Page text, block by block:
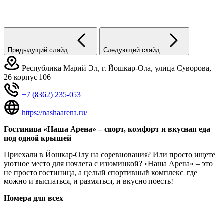
Предыдущий слайд Следующий слайд
Республика Марий Эл, г. Йошкар-Ола, улица Суворова,
26 корпус 106
+7 (8362) 235-053
https://nashaarena.ru/
Гостиница «Наша Арена» – спорт, комфорт и вкусная еда
под одной крышей
Приехали в Йошкар-Олу на соревнования? Или просто ищете
уютное место для ночлега с изюминкой? «Наша Арена» – это
не просто гостиница, а целый спортивный комплекс, где
можно и выспаться, и размяться, и вкусно поесть!
Номера для всех